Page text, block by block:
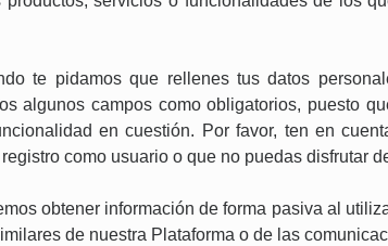
te pidamos que rellenes tus datos
algunos campos como obligatorios, puesto
en cuestión. Por favor, ten en
como usuario o que no puedas disfrutar
obtener información de forma pasiva al
de nuestra Plataforma o de las